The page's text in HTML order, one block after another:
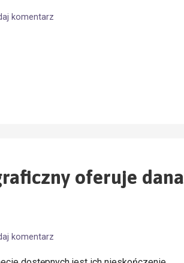
komentarz
oferuje dana
komentarz